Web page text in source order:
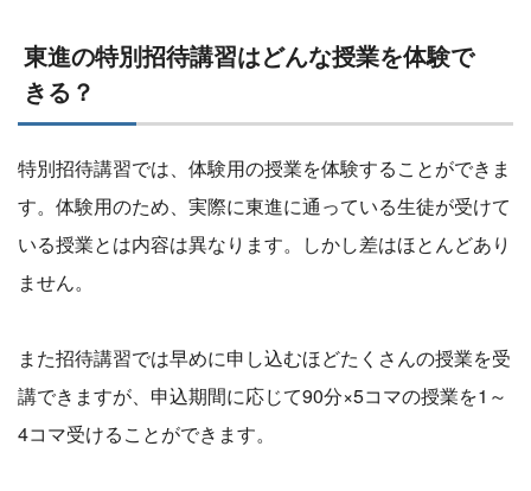
東進の特別招待講習はどんな授業を体験で
きる？
特別招待講習では、体験用の授業を体験することができま
す。体験用のため、実際に東進に通っている生徒が受けて
いる授業とは内容は異なります。しかし差はほとんどあり
ません。
また招待講習では早めに申し込むほどたくさんの授業を受
講できますが、申込期間に応じて90分×5コマの授業を1～
4コマ受けることができます。